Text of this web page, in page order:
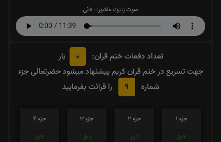
صوت زیارت عاشورا - فانی
تعداد دفعات ختم قران: 0
بار
جهت تسریع در ختم قرآن کریم پیشنهاد میشود حضرتعالی جزء
شماره
9 را قرائت بفرمایید
جزء 1
2 بار
جزء 2
1 بار
جزء 3
1 بار
جزء 4
2 بار